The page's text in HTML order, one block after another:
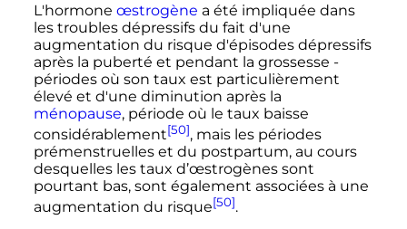
L'hormone œstrogène a été impliquée dans
les troubles dépressifs du fait d'une
augmentation du risque d'épisodes dépressifs
après la puberté et pendant la grossesse -
périodes où son taux est particulièrement
élevé et d'une diminution après la
ménopause, période où le taux baisse
considérablement[50], mais les périodes
prémenstruelles et du postpartum, au cours
desquelles les taux d’œstrogènes sont
pourtant bas, sont également associées à une
augmentation du risque[50].